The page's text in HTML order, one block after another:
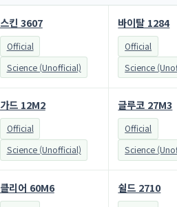
스킨 3607
Official
Science (Unofficial)
바이탈 1284
Official
Science
가드 12M2
Official
Science (Unofficial)
글루코 27M3
Official
Science
클리어 60M6 쉴드 2710